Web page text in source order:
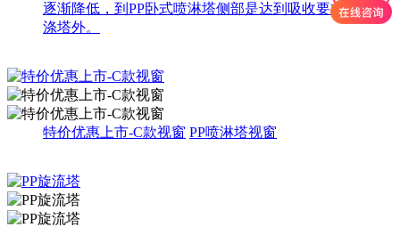
逐渐降低，到PP卧式喷淋塔侧部是达到吸收要求排出洗
涤塔外。
特价优惠上市-C款视窗 PP喷淋塔视窗